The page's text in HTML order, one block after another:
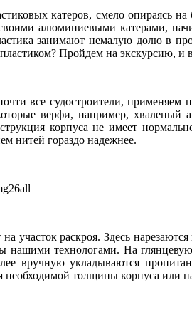
катеров, смело опираясь
алюминиевыми катерами,
занимают немалую долю в
Пройдем на экскурсию, и
все судостроители, применяем
верфи, например, хваленый
корпуса не имеет
нитей гораздо надежнее.
участок раскроя. Здесь
технологами. На
вручную укладываются
толщины корпуса или